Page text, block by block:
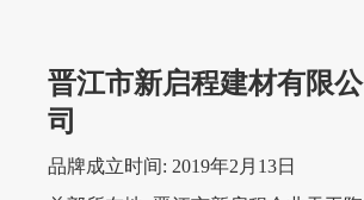
晋江市新启程建材有限公
司
品牌成立时间: 2019年2月13日